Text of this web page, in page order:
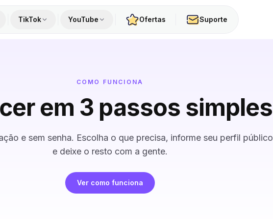
TikTok YouTube Ofertas Suporte
COMO FUNCIONA
em 3 passos simples
e sem senha. Escolha o que precisa, informe seu perfil público
e deixe o resto com a gente.
Ver como funciona